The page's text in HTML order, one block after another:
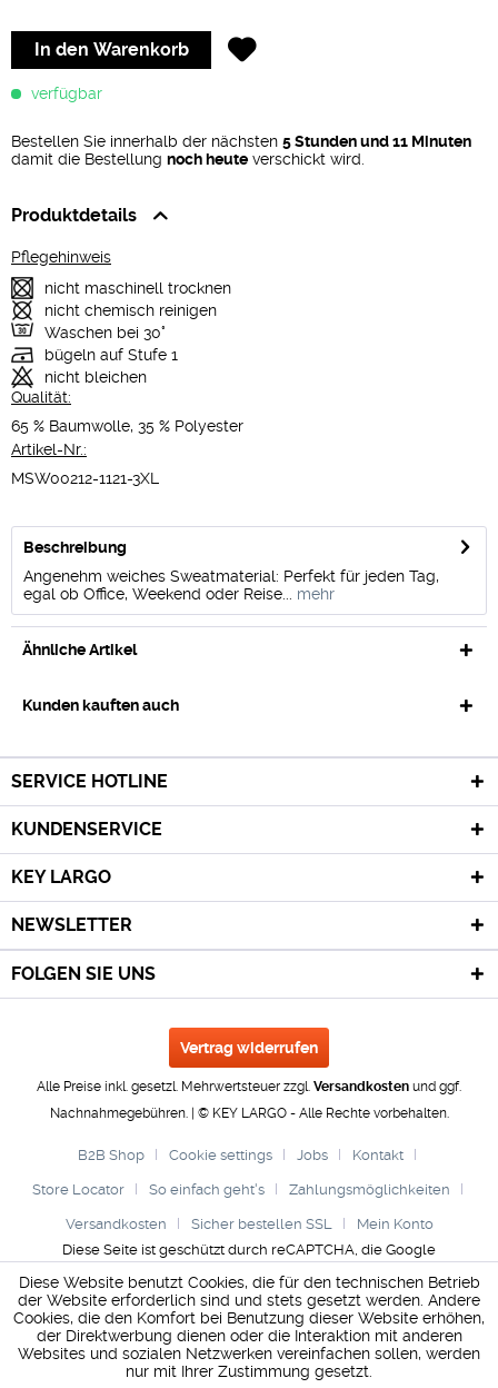
In den Warenkorb
verfügbar
Bestellen Sie innerhalb der nächsten 5 Stunden und 11 Minuten
damit die Bestellung noch heute verschickt wird.
Produktdetails
Pflegehinweis
nicht maschinell trocknen
nicht chemisch reinigen
Waschen bei 30°
bügeln auf Stufe 1
nicht bleichen
Qualität:
65 % Baumwolle, 35 % Polyester
Artikel-Nr.:
MSW00212-1121-3XL
Beschreibung
Angenehm weiches Sweatmaterial: Perfekt für jeden Tag,
egal ob Office, Weekend oder Reise...
mehr
Ähnliche Artikel
Kunden kauften auch
SERVICE HOTLINE
KUNDENSERVICE
KEY LARGO
NEWSLETTER
FOLGEN SIE UNS
Vertrag widerrufen
Alle Preise inkl. gesetzl. Mehrwertsteuer zzgl. Versandkosten und ggf.
Nachnahmegebühren. | © KEY LARGO - Alle Rechte vorbehalten.
B2B Shop Cookie settings Jobs Kontakt
Store Locator So einfach geht's Zahlungsmöglichkeiten
Versandkosten Sicher bestellen SSL
Mein Konto
Diese Seite ist geschützt durch reCAPTCHA, die Google
DatenschutzerklärungundNutzungsbedingungengelten.
Diese Website benutzt Cookies, die für den technischen Betrieb
der Website erforderlich sind und stets gesetzt werden. Andere
Cookies, die den Komfort bei Benutzung dieser Website erhöhen,
der Direktwerbung dienen oder die Interaktion mit anderen
Websites und sozialen Netzwerken vereinfachen sollen, werden
nur mit Ihrer Zustimmung gesetzt.